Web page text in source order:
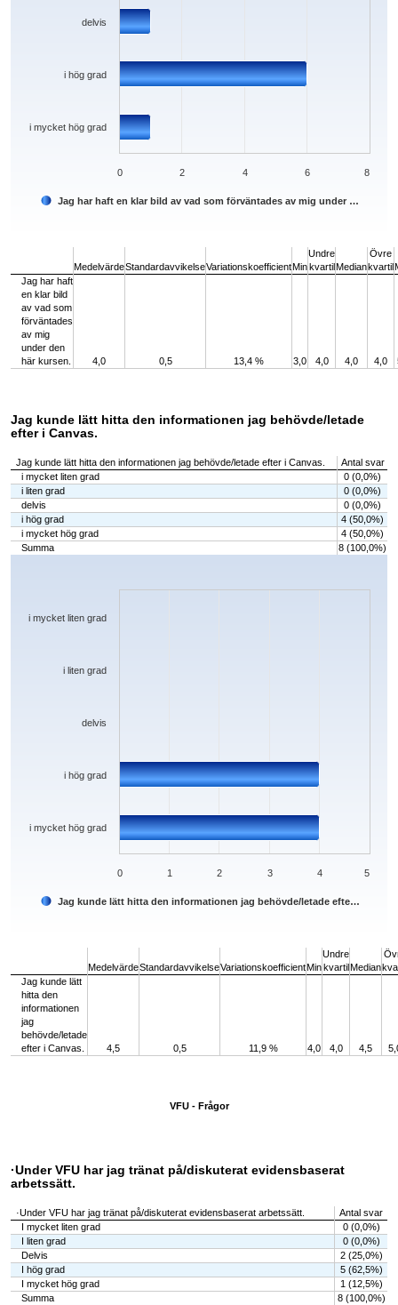
Jag har haft en klar bild av vad som förväntades av mig under …
i mycket hög grad
i hög grad
delvis
0 2 4 6 8
MedelvärdeStandardavvikelseVariationskoefficientMin
Undre
kvartilMedian
Övre
kvartil
Jag har haft
en klar bild
av vad som
förväntades
av mig
under den
här kursen.
4,0 0,5 13,4 % 3,0 4,0 4,0 4,0
Jag kunde lätt hitta den informationen jag behövde/letade
efter i Canvas.
Jag kunde lätt hitta den informationen jag behövde/letade efter i Canvas.
Antal svar
i mycket liten grad
0 (0,0%)
i liten grad
0 (0,0%)
delvis
0 (0,0%)
i hög grad
4 (50,0%)
i mycket hög grad
4 (50,0%)
Summa
8 (100,0%)
Chart
The chart has 1 X axis displaying categories.
Jag kunde lätt hitta den informationen jag behövde/letade efte…
i mycket hög grad
i hög grad
delvis
i liten grad
i mycket liten grad
0 1 2 3 4 5
MedelvärdeStandardavvikelseVariationskoefficientMin
Undre
kvartilMedian
Jag kunde lätt
hitta den
informationen
jag
behövde/letade
efter i Canvas.
4,5 0,5 11,9 % 4,0 4,0 4,5
VFU - Frågor
·Under VFU har jag tränat på/diskuterat evidensbaserat
arbetssätt.
·Under VFU har jag tränat på/diskuterat evidensbaserat arbetssätt.
Antal svar
I mycket liten grad
0 (0,0%)
I liten grad
0 (0,0%)
Delvis
2 (25,0%)
I hög grad
5 (62,5%)
I mycket hög grad
1 (12,5%)
Summa
8 (100,0%)